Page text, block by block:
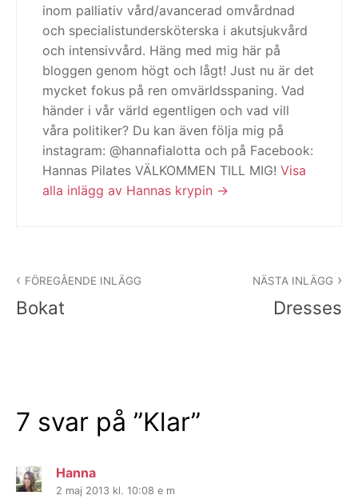
inom palliativ vård/avancerad omvårdnad
och specialistundersköterska i akutsjukvård
och intensivvård. Häng med mig här på
bloggen genom högt och lågt! Just nu är det
mycket fokus på ren omvärldsspaning. Vad
händer i vår värld egentligen och vad vill
våra politiker? Du kan även följa mig på
instagram: @hannafialotta och på Facebook:
Hannas Pilates VÄLKOMMEN TILL MIG! Visa
alla inlägg av Hannas krypin
FÖREGÅENDE INLÄGG
Bokat
NÄSTA INLÄGG
Dresses
7 svar på ”Klar”
Hanna
2 maj 2013 kl. 10:08 e m